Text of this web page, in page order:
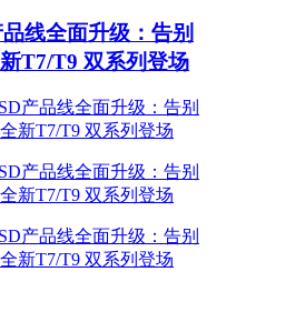
线全面升级：告别
T7/T9 双系列登场